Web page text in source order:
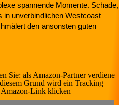
spannende Momente. Schade,
in unverbindlichen Westcoast
den ansonsten guten
Sie: als Amazon-Partner verdiene
Grund wird ein Tracking
Amazon-Link klicken